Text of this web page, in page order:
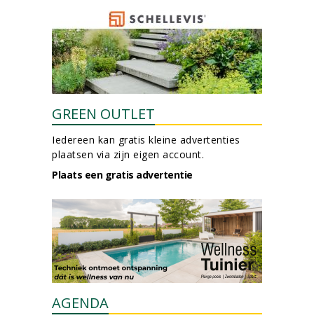
GREEN OUTLET
Iedereen kan gratis kleine advertenties
plaatsen via zijn eigen account.
Plaats een gratis advertentie
AGENDA